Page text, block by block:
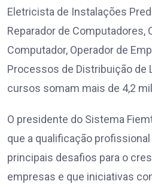
Eletricista de Instalações
Reparador de Computadores,
Computador, Operador de
Processos de Distribuição de
cursos somam mais de 4,2
O presidente do Sistema
que a qualificação
principais desafios para o
empresas e que iniciativas